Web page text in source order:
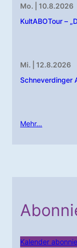
Mo. | 10.8.2026
KultABOTour –
Mi. | 12.8.2026
Schneverdinger
Mehr…
Kalender